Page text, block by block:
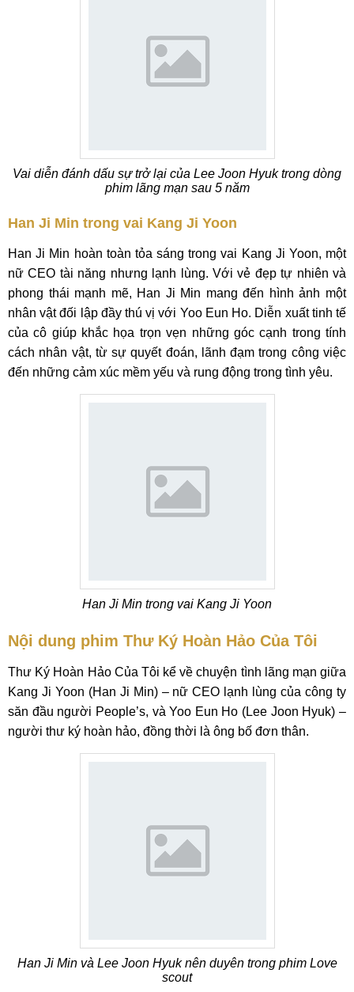
Vai diễn đánh dấu sự trở lại của Lee Joon Hyuk trong dòng
phim lãng mạn sau 5 năm
Han Ji Min trong vai Kang Ji Yoon
Han Ji Min hoàn toàn tỏa sáng trong vai Kang Ji Yoon, một
nữ CEO tài năng nhưng lạnh lùng. Với vẻ đẹp tự nhiên và
phong thái mạnh mẽ, Han Ji Min mang đến hình ảnh một
nhân vật đối lập đầy thú vị với Yoo Eun Ho. Diễn xuất tinh tế
của cô giúp khắc họa trọn vẹn những góc cạnh trong tính
cách nhân vật, từ sự quyết đoán, lãnh đạm trong công việc
đến những cảm xúc mềm yếu và rung động trong tình yêu.
Han Ji Min trong vai Kang Ji Yoon
Nội dung phim Thư Ký Hoàn Hảo Của Tôi
Thư Ký Hoàn Hảo Của Tôi kể về chuyện tình lãng mạn giữa
Kang Ji Yoon (Han Ji Min) – nữ CEO lạnh lùng của công ty
săn đầu người People’s, và Yoo Eun Ho (Lee Joon Hyuk) –
người thư ký hoàn hảo, đồng thời là ông bố đơn thân.
Han Ji Min và Lee Joon Hyuk nên duyên trong phim Love
scout